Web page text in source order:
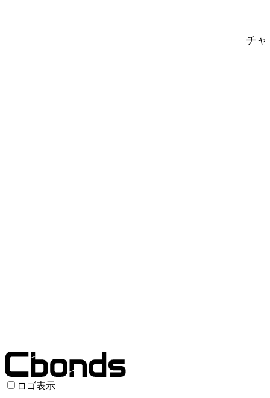
チ
ロゴ表示